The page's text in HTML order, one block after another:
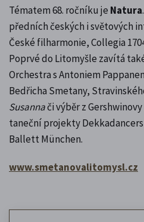
Tématem 68. ročníku je Natura
předních českých i světových
České filharmonie, Collegia
Poprvé do Litomyšle zavítá
Orchestra s Antoniem
Bedřicha Smetany,
Susannači výběr z Gershwinovy
taneční projekty
Ballett München.
www.smetanovalitomysl.cz